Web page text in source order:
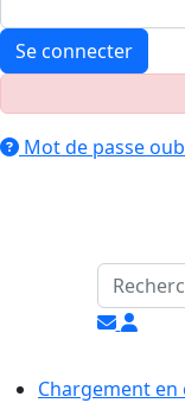
Se connecter
Mot de passe
Chargement en